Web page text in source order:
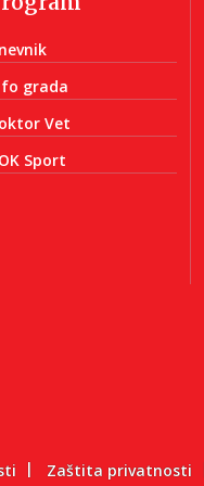
grada
Vet
Sport
Zaštita privatnosti